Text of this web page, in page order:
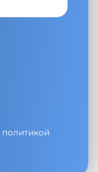
политикой